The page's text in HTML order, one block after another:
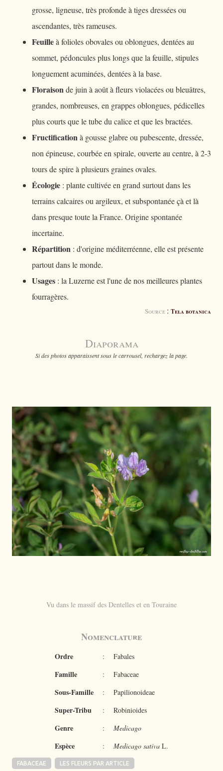
grosse, ligneuse, très profonde à tiges dressées ou
ascendantes, très rameuses.
Feuilleà folioles obovales ou oblongues, dentées au
sommet, pédoncules plus longs que la feuille, stipules
longuement acuminées, dentées à la base.
Floraisonde juin à août à fleurs violacées ou bleuâtres,
grandes, nombreuses, en grappes oblongues, pédicelles
plus courts que le tube du calice et que les bractées.
Fructificationà gousse glabre ou pubescente, dressée,
non épineuse, courbée en spirale, ouverte au centre, à 2-3
tours de spire à plusieurs graines ovales.
Écologie : plante cultivée en grand surtout dans les
terrains calcaires ou argileux, et subspontanée çà et là
dans presque toute la France. Origine spontanée
incertaine.
Répartition : d'origine méditerréenne, elle est présente
partout dans le monde.
Usages : la Luzerne est l'une de nos meilleures plantes
fourragères.
Source : Tela botanica
Diaporama
Si des photos apparaissent sous le carrousel, rechargez la page.
Vu dans le massif des Dentelles et en Touraine
Nomenclature
Ordre : Fabales
Famille : Fabaceae
Sous-Famille : Papilionoideae
Super-Tribu : Robinioides
Genre : Medicago
Espèce : Medicago sativa L.
FABACEAE LES FLEURS PAR ARTICLE